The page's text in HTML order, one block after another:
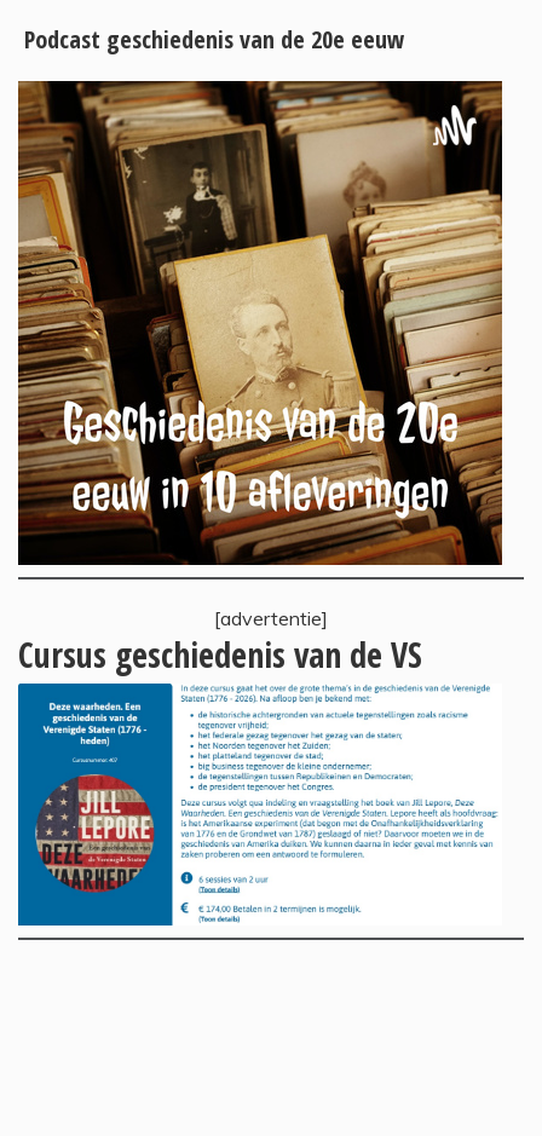
Podcast geschiedenis van de 20e eeuw
[advertentie]
Cursus geschiedenis van de VS